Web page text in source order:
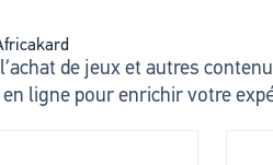
de jeux et autres
ligne pour enrichir votre